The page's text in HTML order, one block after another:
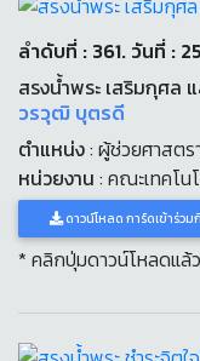
ลำดับที่ : 361. วันที่ :
สรงน้ำพระ เสริมกุศล
วรวุฒิ บุตรดี
ตำแหน่ง: ผู้ช่วยศาสตร
หน่วยงาน : คณะเทคโน
ดาวน์โหลด การ์ดเข้าร่วม
* คลิกปุ่มดาวน์โหลดแ